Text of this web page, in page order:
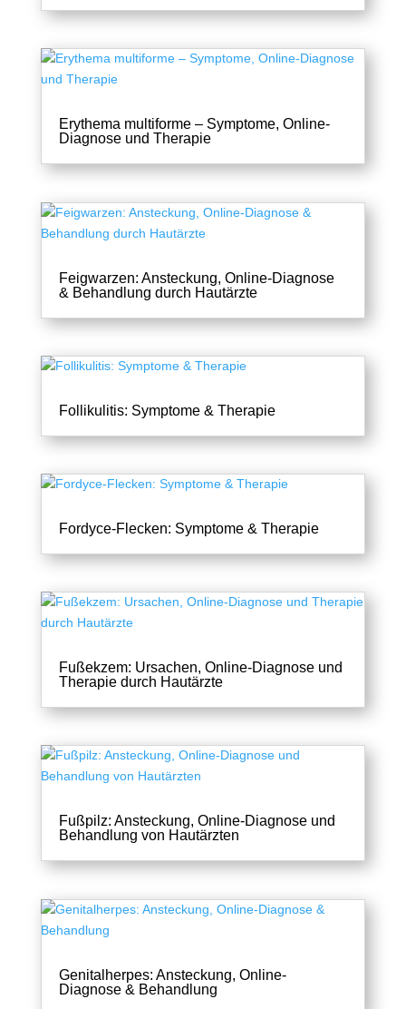
Erythema multiforme – Symptome, Online-
Diagnose und Therapie
Feigwarzen: Ansteckung, Online-Diagnose
& Behandlung durch Hautärzte
Follikulitis: Symptome & Therapie
Fordyce-Flecken: Symptome & Therapie
Fußekzem: Ursachen, Online-Diagnose und
Therapie durch Hautärzte
Fußpilz: Ansteckung, Online-Diagnose und
Behandlung von Hautärzten
Genitalherpes: Ansteckung, Online-
Diagnose & Behandlung